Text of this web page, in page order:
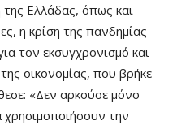
Ελλάδας, όπως και
η κρίση της πανδημίας
τον εκσυγχρονισμό και
οικονομίας, που βρήκε
«Δεν αρκούσε μόνο
την